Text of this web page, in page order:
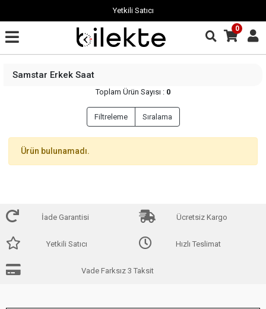
Yetkili Satıcı
0
Samstar Erkek Saat
Toplam Ürün Sayısı : 0
Filtreleme Sıralama
Ürün bulunamadı.
İade Garantisi Ücretsiz Kargo
Yetkili Satıcı Hızlı Teslimat
Vade Farksız 3 Taksit